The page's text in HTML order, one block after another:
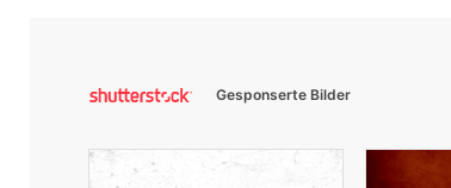
Gesponserte Bilder